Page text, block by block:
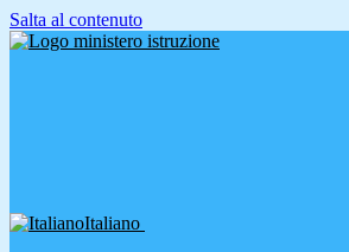
Salta al contenuto
Italiano